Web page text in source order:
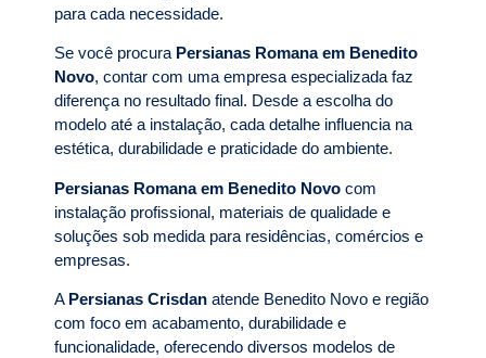
para cada necessidade.
Se você procura Persianas Romana em Benedito
Novo, contar com uma empresa especializada faz
diferença no resultado final. Desde a escolha do
modelo até a instalação, cada detalhe influencia na
estética, durabilidade e praticidade do ambiente.
Persianas Romana em Benedito Novo com
instalação profissional, materiais de qualidade e
soluções sob medida para residências, comércios e
empresas.
A Persianas Crisdan atende Benedito Novo e região
com foco em acabamento, durabilidade e
funcionalidade, oferecendo diversos modelos de